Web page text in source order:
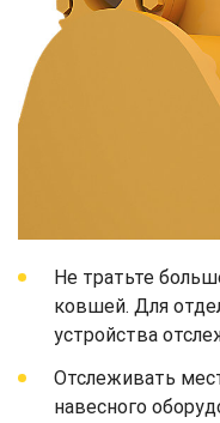
Не тратьте
ковшей. Для
устройства
Отслеживать
навесного